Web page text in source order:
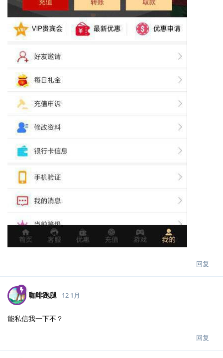
回复
咖啡跑腿 12 1月
能私信我一下不？
回复